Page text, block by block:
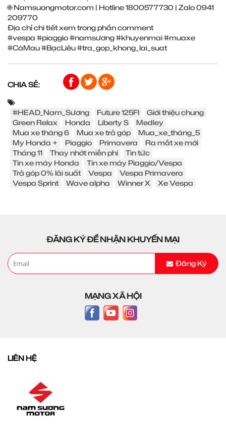
🌐 Namsuongmotor.com | Hotline 1800577730 | Zalo 0941
209770
Địa chỉ chi tiết xem trong phần comment
#vespa #piaggio #namsương #khuyenmai #muaxe
#CàMau #BạcLiêu #tra_gop_khong_lai_suat
CHIA SẺ:
#HEAD_Nam_Sương Future 125FI
Giới thiệu chung
Green Relax
Honda Liberty S
Medley
Mua xe tháng 6
Mua xe trả góp
Mua_xe_tháng_5
My Honda +
Piaggio Primavera
Ra mắt xe mới
Tháng 11
Thay nhớt miễn phí
Tin tức
Tin xe máy Honda
Tin xe máy Piaggio/Vespa
Trả góp 0% lãi suất
Vespa
Vespa Primavera
Vespa Sprint
Wave alpha Winner X Xe Vespa
ĐĂNG KÝ ĐỂ NHẬN KHUYẾN MẠI
Đăng Ký
MẠNG XÃ HỘI
LIÊN HỆ